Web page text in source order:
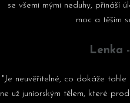
se všemi mými neduhy, přináší
moc a těším
Lenka
"Je neuvěřitelné, co dokáže
ne už juniorským tělem, které